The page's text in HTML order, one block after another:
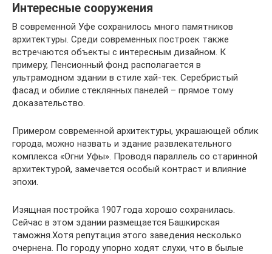
Интересные сооружения
В современной Уфе сохранилось много памятников
архитектуры. Среди современных построек также
встречаются объекты с интересным дизайном. К
примеру, Пенсионный фонд располагается в
ультрамодном здании в стиле хай-тек. Серебристый
фасад и обилие стеклянных панелей – прямое тому
доказательство.
Примером современной архитектуры, украшающей облик
города, можно назвать и здание развлекательного
комплекса «Огни Уфы». Проводя параллель со старинной
архитектурой, замечается особый контраст и влияние
эпохи.
Изящная постройка 1907 года хорошо сохранилась.
Сейчас в этом здании размещается Башкирская
таможня.Хотя репутация этого заведения несколько
очернена. По городу упорно ходят слухи, что в былые